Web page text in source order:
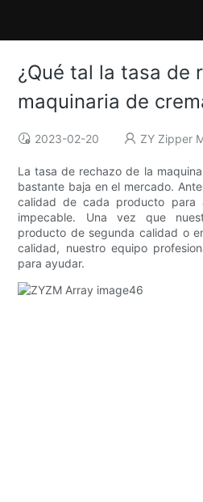
¿Qué tal la tasa de
maquinaria de
2023-02-20 ZY Zipper
La tasa de rechazo de la
bastante baja en el mercado.
calidad de cada producto para
impecable. Una vez que
producto de segunda calidad o
calidad, nuestro equipo
para ayudar.